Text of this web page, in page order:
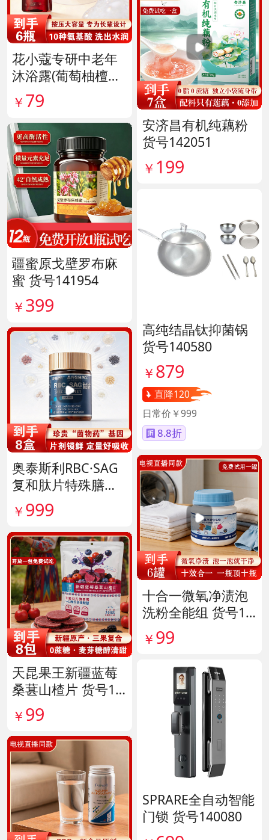
花小蔻专研中老年
沐浴露(葡萄柚檀香
香氛) 货号141896
￥ 79
疆蜜原戈壁罗布麻
蜜 货号141954
￥ 399
奥泰斯利RBC·SAG
复和肽片特殊膳食
滋补组 货号14190
￥ 999
天昆果王新疆蓝莓
桑葚山楂片 货号14
1817
￥ 99
安济昌有机纯藕粉
货号142051
￥ 199
高纯结晶钛抑菌锅
货号140580
￥ 879
直降120
日常价￥999
8.8折
十合一微氧净渍泡
洗粉全能组 货号14
1926
￥ 99
SPRARE全自动智能
门锁 货号140080